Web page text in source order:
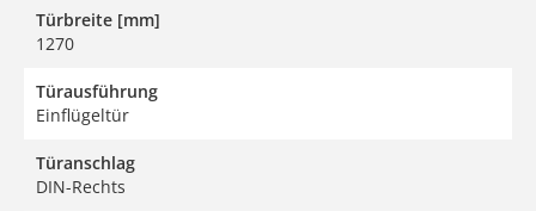
Türbreite [mm]
1270
Türausführung
Einflügeltür
Türanschlag
DIN-Rechts